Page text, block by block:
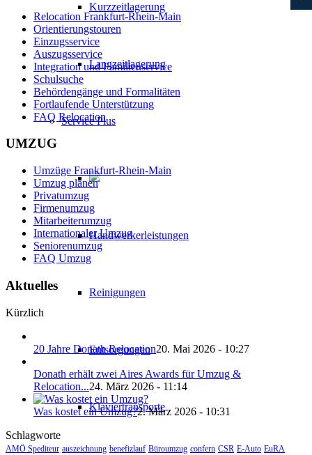
Kurzzeitlagerung
Langzeitlagerung
Service Plus
Handwerkerleistungen
Reinigungen
Entsorgungen
Klaviertransporte
Relocation Frankfurt-Rhein-Main
Orientierungstouren
Einzugsservice
Auszugsservice
Integration und Familienservice
Schulsuche
Behördengänge und Formalitäten
Fortlaufende Unterstützung
FAQ Relocation
UMZUG
Umzüge Frankfurt-Rhein-Main
Umzug planen
Privatumzug
Firmenumzug
Mitarbeiterumzug
Internationaler Umzug
Seniorenumzug
FAQ Umzug
Aktuelles
Kürzlich
20 Jahre Donath Relocation20. Mai 2026 - 10:27
Donath erhält zwei Aires Awards für Umzug &
Relocation...24. März 2026 - 11:14
Was kostet ein Umzug?2. März 2026 - 10:31
Schlagworte
AMÖ Spediteur auszeichnung benefizlauf Büroumzug confern CSR E-Auto EuRA